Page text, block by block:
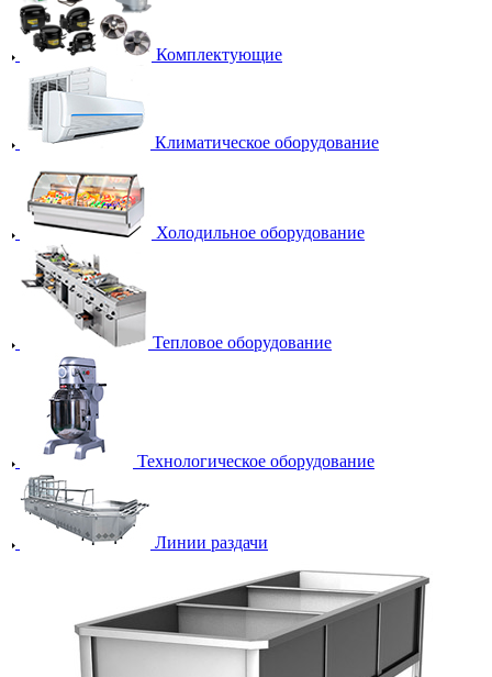
Комплектующие
Климатическое оборудование
Холодильное оборудование
Тепловое оборудование
Технологическое оборудование
Линии раздачи